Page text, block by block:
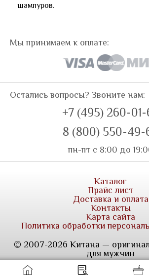
шампуров.
Мы принимаем к оплате:
Остались вопросы? Звоните нам:
+7 (495) 260-01-
8 (800) 550-49-
пн-пт с 8:00 до
Каталог
Прайс лист
Доставка и оплата
Контакты
Карта сайта
Политика обработки
© 2007-2026 Китана —
для мужчин